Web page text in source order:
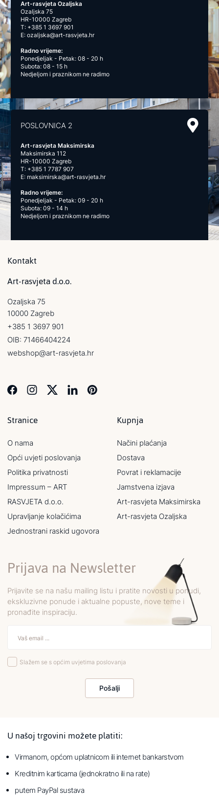
Art-rasvjeta Ozaljska
Ozaljska 75
HR-10000 Zagreb
T: +385 1 3697 901
E:ozaljska@art-rasvjeta.hr
Radno vrijeme:
Ponedjeljak - Petak: 08 - 20 h
Subota: 08 - 15 h
Nedjeljom i praznikom ne radimo
POSLOVNICA 2
Art-rasvjeta Maksimirska
Maksimirska 112
HR-10000 Zagreb
T: +385 1 7787 907
E: maksimirska@art-rasvjeta.hr
Radno vrijeme:
Ponedjeljak - Petak: 09 - 20 h
Subota: 09 - 14 h
Nedjeljom i praznikom ne radimo
Kontakt
Art-rasvjeta d.o.o.
Ozaljska 75
10000 Zagreb
+385 1 3697 901
OIB: 71466404224
webshop@art-rasvjeta.hr
Stranice
O nama
Opći uvjeti poslovanja
Politika privatnosti
Impressum – ART
RASVJETA d.o.o.
Upravljanje kolačićima
Jednostrani raskid ugovora
Kupnja
Načini plaćanja
Dostava
Povrat i reklamacije
Jamstvena izjava
Art-rasvjeta Maksimirska
Art-rasvjeta Ozaljska
Prijava na Newsletter
Prijavite se na našu mailing listu i pratite novosti u ponudi,
ekskluzivne ponude i aktualne popuste, nove teme i
pronađite inspiraciju.
Slažem se s općim uvjetima poslovanja
Pošalji
U našoj trgovini možete platiti:
Virmanom, općom uplatnicom ili internet bankarstvom
Kreditnim karticama (jednokratno ili na rate)
putem PayPal sustava